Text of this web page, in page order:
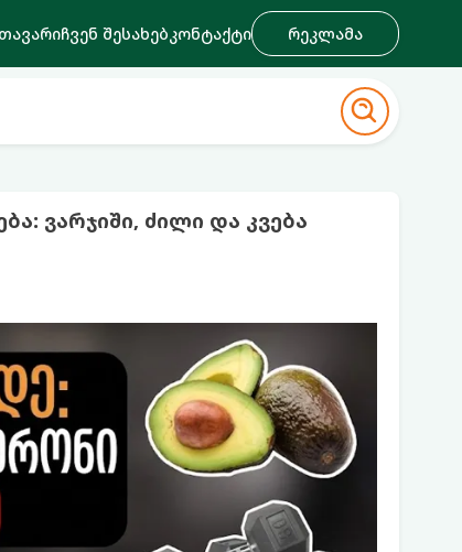
ჩვენ შესახებკონტაქტი რეკლამა
ვარჯიში, ძილი და კვება